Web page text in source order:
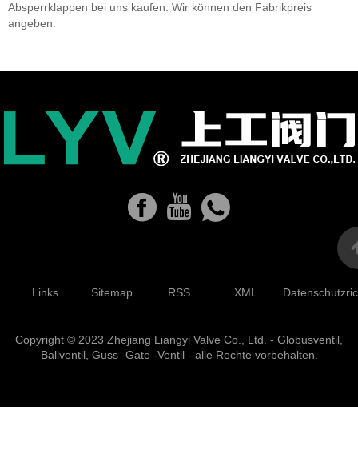
Absperrklappen bei uns kaufen. Wir können den Fabrikpreis
angeben.
Links Sitemap RSS XML
Copyright © 2023 Zhejiang Liangyi Valve Co., Ltd. - Globusventil,
Ballventil, Guss -Gate -Ventil - alle Rechte vorbehalten.